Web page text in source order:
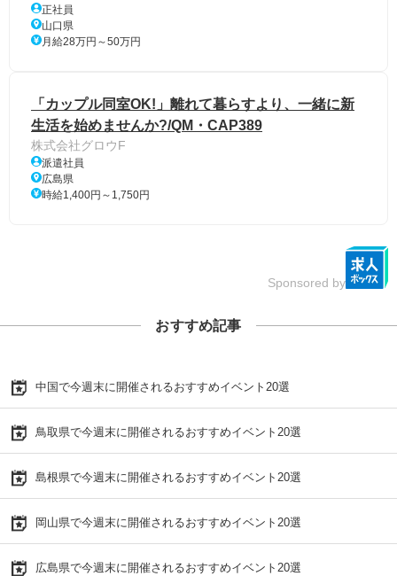
正社員
山口県
月給28万円～50万円
「カップル同室OK!」離れて暮らすより、一緒に新
生活を始めませんか?/QM・CAP389
株式会社グロウF
派遣社員
広島県
時給1,400円～1,750円
Sponsored by
おすすめ記事
中国で今週末に開催されるおすすめイベント20選
鳥取県で今週末に開催されるおすすめイベント20選
島根県で今週末に開催されるおすすめイベント20選
岡山県で今週末に開催されるおすすめイベント20選
広島県で今週末に開催されるおすすめイベント20選